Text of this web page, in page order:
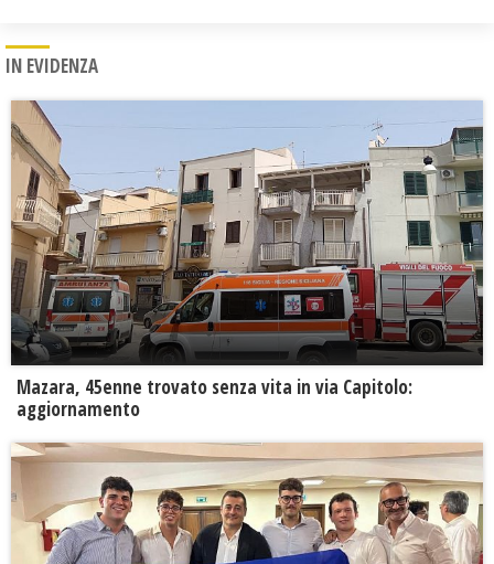
IN EVIDENZA
Mazara, 45enne trovato senza vita in via Capitolo:
aggiornamento